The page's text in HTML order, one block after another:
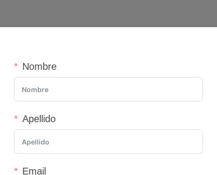
Nombre
Apellido
Email